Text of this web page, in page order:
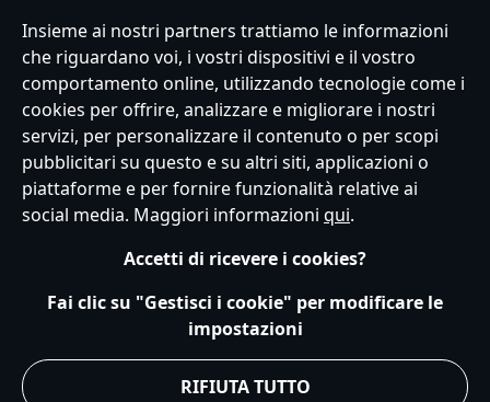
Italy
Servizio Clienti Termini d'Uso Trova Negozio
Mappa del Sito
Normativa Europea sul trattamento dei dati personali
Informativa sulla privacy
Politica dei Cookie
Informativa sulla privacy UE
Termini e Condizioni generali
Gestisci le impostazioni dei Cookies
s172 Statements
Insieme ai nostri partners trattiamo le informazioni
che riguardano voi, i vostri dispositivi e il vostro
comportamento online, utilizzando tecnologie come i
cookies per offrire, analizzare e migliorare i nostri
servizi, per personalizzare il contenuto o per scopi
pubblicitari su questo e su altri siti, applicazioni o
piattaforme e per fornire funzionalità relative ai
social media. Maggiori informazioni qui.
Accetti di ricevere i cookies?
Fai clic su "Gestisci i cookie" per modificare le
impostazioni
RIFIUTA TUTTO